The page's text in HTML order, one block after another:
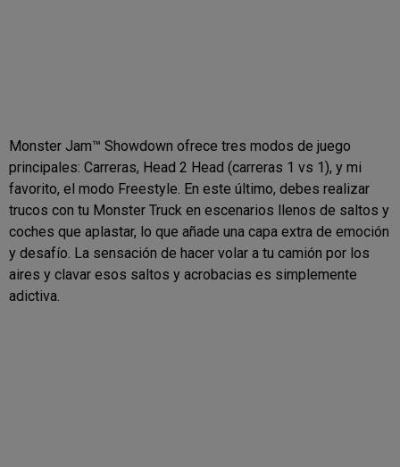
Monster Jam™ Showdown ofrece tres modos de juego
principales: Carreras, Head 2 Head (carreras 1 vs 1), y mi
favorito, el modo Freestyle. En este último, debes realizar
trucos con tu Monster Truck en escenarios llenos de saltos y
coches que aplastar, lo que añade una capa extra de emoción
y desafío. La sensación de hacer volar a tu camión por los
aires y clavar esos saltos y acrobacias es simplemente
adictiva.